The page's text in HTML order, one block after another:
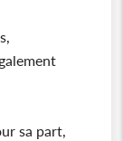
sa part,